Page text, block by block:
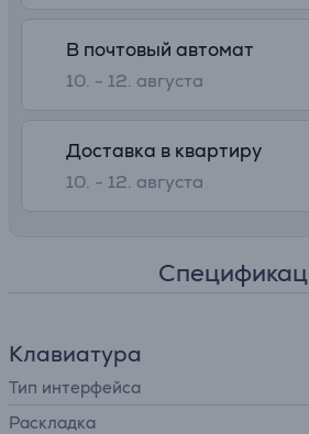
В почтовый автомат
10. - 12. августа
Доставка в квартиру
10. - 12. августа
Клавиатура
Тип интерфейса
Раскладка